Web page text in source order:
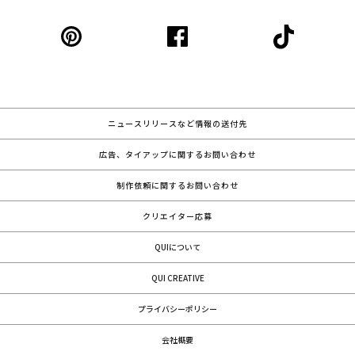
ニュースリリースなど情報の送付先
広告、タイアップに関するお問い合わせ
制作依頼に関するお問い合わせ
クリエイター応募
QUIについて
QUI CREATIVE
プライバシーポリシー
会社概要